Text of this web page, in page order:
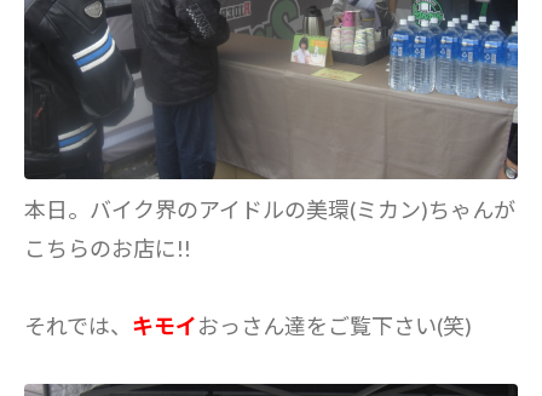
本日。バイク界のアイドルの美環(ミカン)ちゃんが
こちらのお店に!!
それでは、 キモイおっさん達をご覧下さい(笑)